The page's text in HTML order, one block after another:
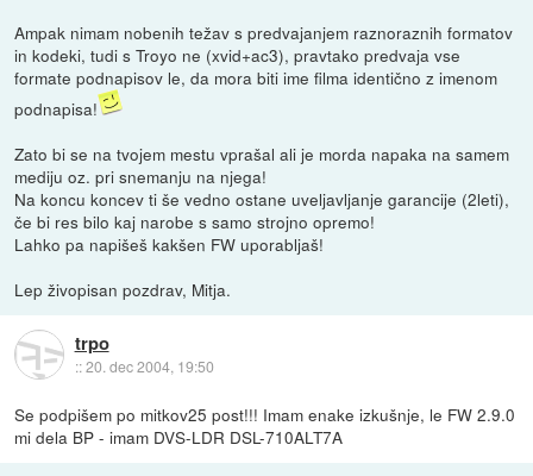
Ampak nimam nobenih težav s predvajanjem raznoraznih formatov
in kodeki, tudi s Troyo ne (xvid+ac3), pravtako predvaja vse
formate podnapisov le, da mora biti ime filma identično z imenom
podnapisa!
Zato bi se na tvojem mestu vprašal ali je morda napaka na samem
mediju oz. pri snemanju na njega!
Na koncu koncev ti še vedno ostane uveljavljanje garancije (2leti),
če bi res bilo kaj narobe s samo strojno opremo!
Lahko pa napišeš kakšen FW uporabljaš!
Lep živopisan pozdrav, Mitja.
trpo
::20. dec 2004, 19:50
Se podpišem po mitkov25 post!!! Imam enake izkušnje, le FW 2.9.0
mi dela BP - imam DVS-LDR DSL-710ALT7A